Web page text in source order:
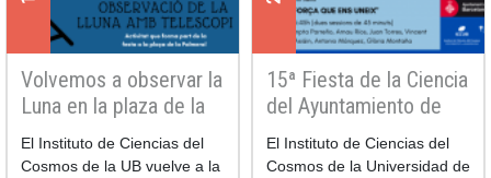
Volvemos a observar la
Luna en la plaza de la
Palmera
El Instituto de Ciencias del
Cosmos de la UB vuelve a la
15ª Fiesta de la Ciencia
del Ayuntamiento de
Barcelona
El Instituto de Ciencias del
Cosmos de la Universidad de